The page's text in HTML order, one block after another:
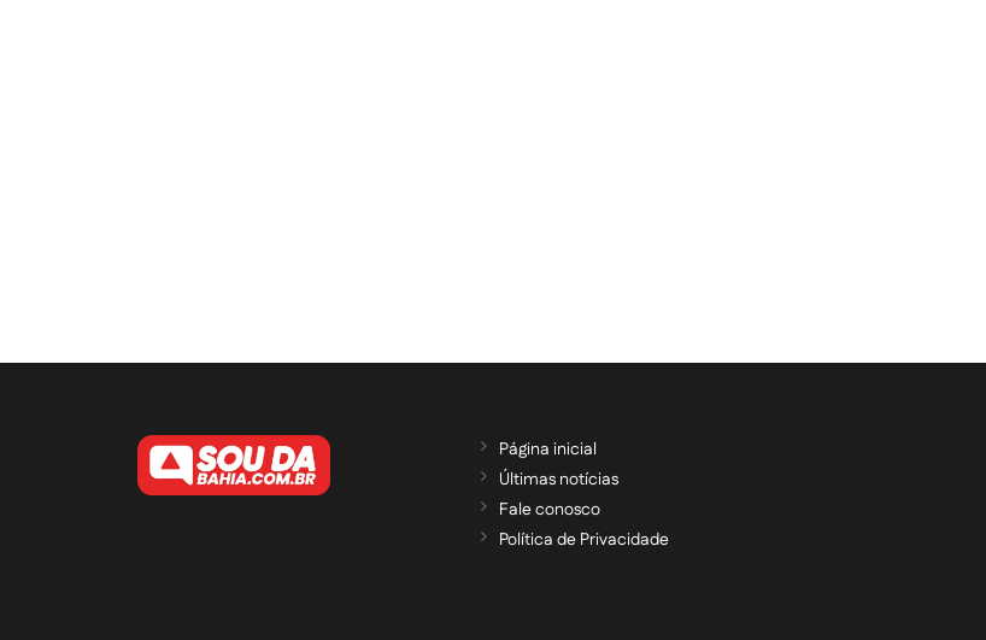
Página inicial
Últimas notícias
Fale conosco
Política de Privacidade